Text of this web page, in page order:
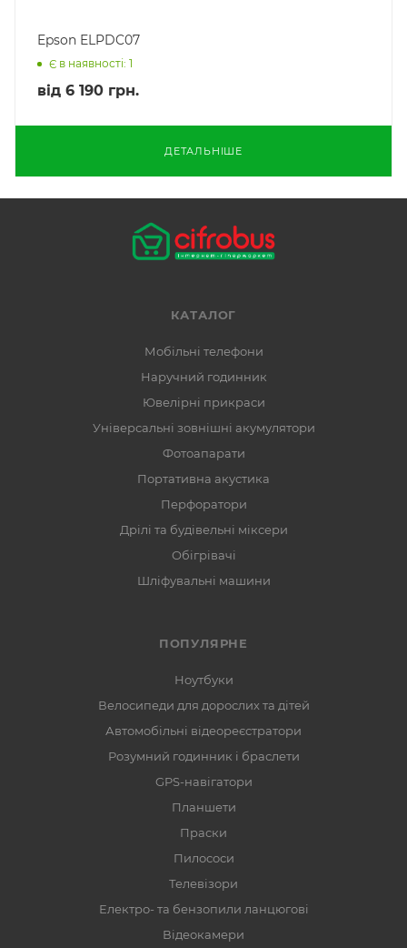
Epson ELPDC07
Є в наявності: 1
від 6 190 грн.
ДЕТАЛЬНІШЕ
КАТАЛОГ
Мобільні телефони
Наручний годинник
Ювелірні прикраси
Універсальні зовнішні акумулятори
Фотоапарати
Портативна акустика
Перфоратори
Дрілі та будівельні міксери
Обігрівачі
Шліфувальні машини
ПОПУЛЯРНЕ
Ноутбуки
Велосипеди для дорослих та дітей
Автомобільні відеореєстратори
Розумний годинник і браслети
GPS-навігатори
Планшети
Праски
Пилососи
Телевізори
Електро- та бензопили ланцюгові
Відеокамери